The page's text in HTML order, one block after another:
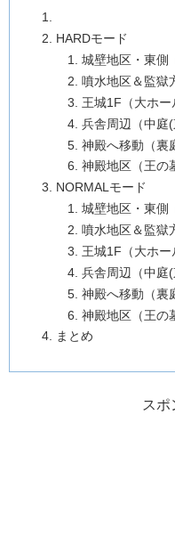
HARDモード
城壁地区・東
噴水地区＆監獄
王城1F（大ホー
兵舎周辺（中庭
神殿へ移動（裏
神殿地区（王の
NORMALモード
城壁地区・東
噴水地区＆監獄
王城1F（大ホー
兵舎周辺（中庭
神殿へ移動（裏
神殿地区（王の
まとめ
スポ